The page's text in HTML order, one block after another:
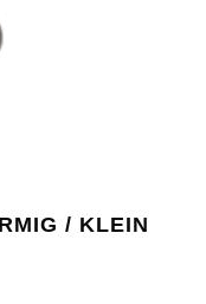
/ KLEIN